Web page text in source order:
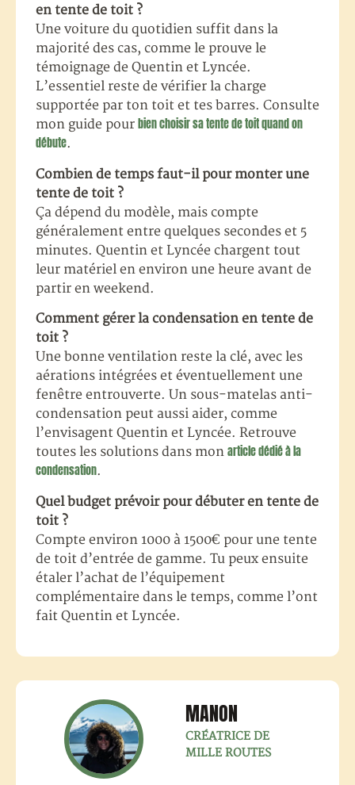
en tente de toit ?
Une voiture du quotidien suffit dans la
majorité des cas, comme le prouve le
témoignage de Quentin et Lyncée.
L’essentiel reste de vérifier la charge
supportée par ton toit et tes barres. Consulte
mon guide pour bien choisir sa tente de toit quand on
débute.
Combien de temps faut-il pour monter une
tente de toit ?
Ça dépend du modèle, mais compte
généralement entre quelques secondes et 5
minutes. Quentin et Lyncée chargent tout
leur matériel en environ une heure avant de
partir en weekend.
Comment gérer la condensation en tente de
toit ?
Une bonne ventilation reste la clé, avec les
aérations intégrées et éventuellement une
fenêtre entrouverte. Un sous-matelas anti-
condensation peut aussi aider, comme
l’envisagent Quentin et Lyncée. Retrouve
toutes les solutions dans mon article dédié à la
condensation.
Quel budget prévoir pour débuter en tente de
toit ?
Compte environ 1000 à 1500€ pour une tente
de toit d’entrée de gamme. Tu peux ensuite
étaler l’achat de l’équipement
complémentaire dans le temps, comme l’ont
fait Quentin et Lyncée.
MANON
CRÉATRICE DE
MILLE ROUTES